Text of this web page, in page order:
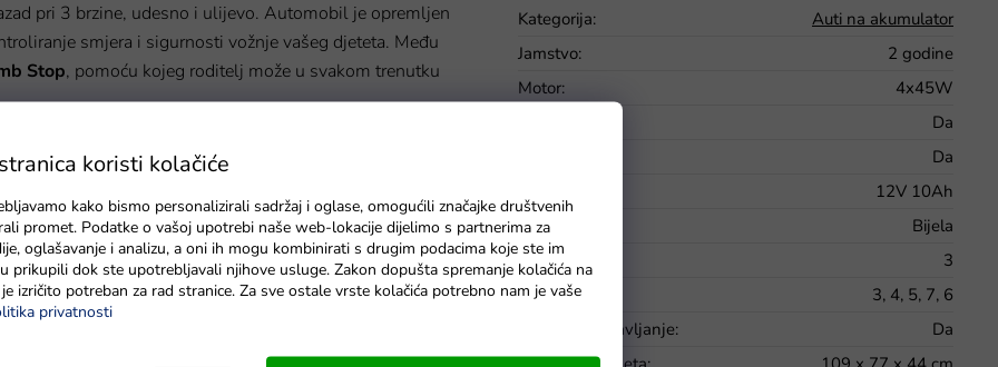
koristi kolačiće
kako bismo personalizirali sadržaj i oglase, omogućili značajke društvenih
promet. Podatke o vašoj upotrebi naše web-lokacije dijelimo s partnerima za
oglašavanje i analizu, a oni ih mogu kombinirati s drugim podacima koje ste im
prikupili dok ste upotrebljavali njihove usluge. Zakon dopušta spremanje kolačića na
izričito potreban za rad stranice. Za sve ostale vrste kolačića potrebno nam je vaše
privatnosti
pri 3 brzine, udesno i ulijevo. Automobil je opremljen
smjera i sigurnosti vožnje vašeg djeteta. Među
Stop, pomoću kojeg roditelj može u svakom trenutku
asfaltirane ili neasfaltirane terene i blage uzbrdice
LED svjetlima, sigurnosnim pojasevima, bočnim
s uređajem putem bluetootha. Možete slušati svoju
se ističe snažnim električnim motorom4 x 45 Wi
Kategorija:
Auti na akumulator
Jamstvo:
2 godine
Motor:
4x45W
Da
Da
12V 10Ah
Boja
Bijela
Broj brzina
3
Brzina:
3, 4, 5, 7, 6
Daljinsko upravljanje:
Da